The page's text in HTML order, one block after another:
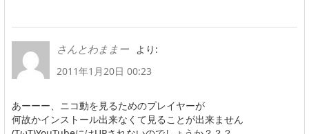
さんとわままー
より:
2011年1月20日 00:23
あーーー、ニコ動を見るためのプレイヤーが
何故かインストール出来なくて見ることが出来ません